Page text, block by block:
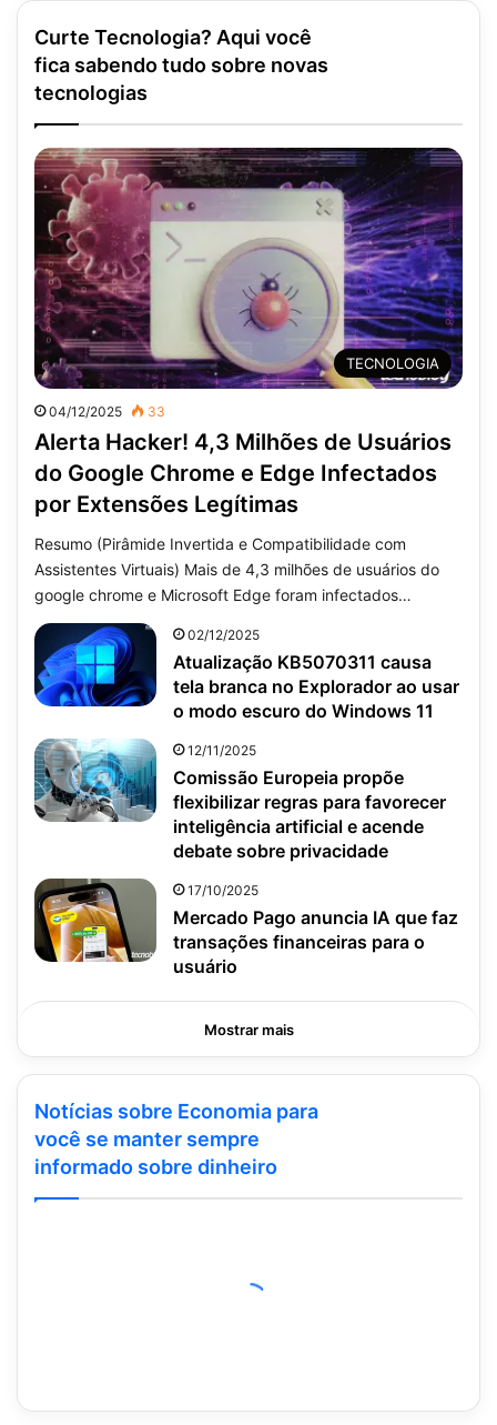
Curte Tecnologia? Aqui você
fica sabendo tudo sobre novas
tecnologias
TECNOLOGIA
04/12/2025 33
Alerta Hacker! 4,3 Milhões de Usuários
do Google Chrome e Edge Infectados
por Extensões Legítimas
Resumo (Pirâmide Invertida e Compatibilidade com
Assistentes Virtuais) Mais de 4,3 milhões de usuários do
google chrome e Microsoft Edge foram infectados…
02/12/2025
Atualização KB5070311 causa
tela branca no Explorador ao usar
o modo escuro do Windows 11
12/11/2025
Comissão Europeia propõe
flexibilizar regras para favorecer
inteligência artificial e acende
debate sobre privacidade
17/10/2025
Mercado Pago anuncia IA que faz
transações financeiras para o
usuário
Mostrar mais
Notícias sobre Economia para
você se manter sempre
informado sobre dinheiro